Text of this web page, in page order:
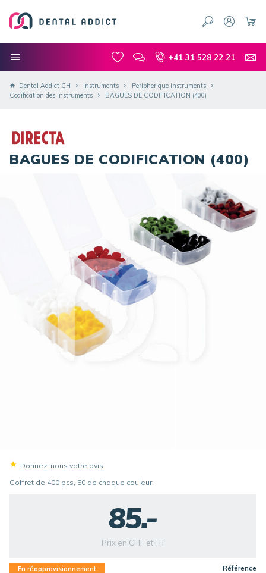
+41 31 528 22 21
Dental Addict CH Instruments
Peripherique instruments
Codification des instruments
BAGUES DE CODIFICATION (400)
BAGUES DE CODIFICATION (400)
Donnez-nous votre avis
Coffret de 400 pcs, 50 de chaque couleur.
85.-
Prix en CHF et HT
En réapprovisionnement
Référence